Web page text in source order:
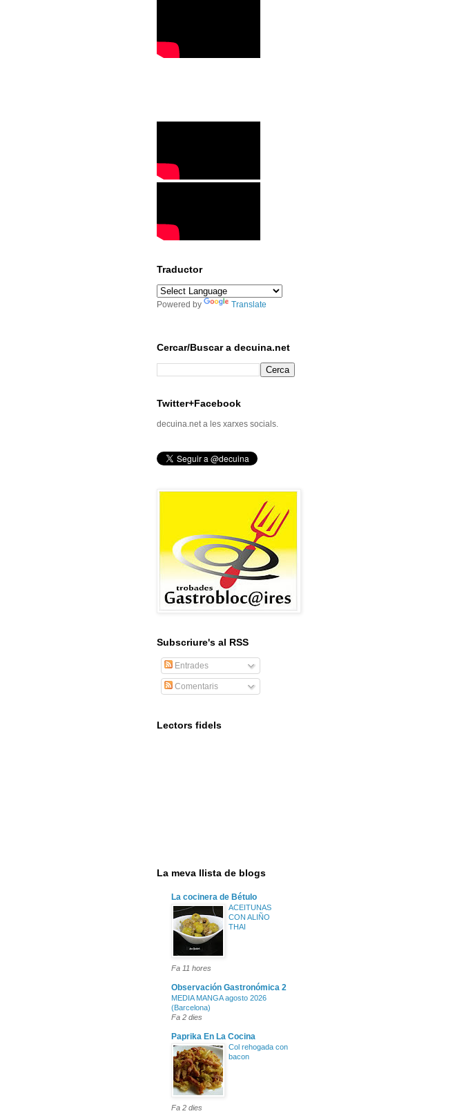
Traductor
Powered by Translate
Cercar/Buscar a decuina.net
Twitter+Facebook
decuina.net a les xarxes socials.
Subscriure's al RSS
Entrades
Comentaris
Lectors fidels
La meva llista de blogs
La cocinera de Bétulo
ACEITUNAS
CON ALIÑO
THAI
Fa 11 hores
Observación Gastronómica 2
MEDIA MANGA agosto 2026
(Barcelona)
Fa 2 dies
Paprika En La Cocina
Col rehogada con
bacon
Fa 2 dies